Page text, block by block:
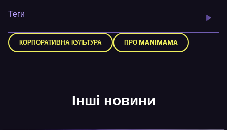
Теги
КОРПОРАТИВНА КУЛЬТУРА ПРО MANIMAMA
Інші новини